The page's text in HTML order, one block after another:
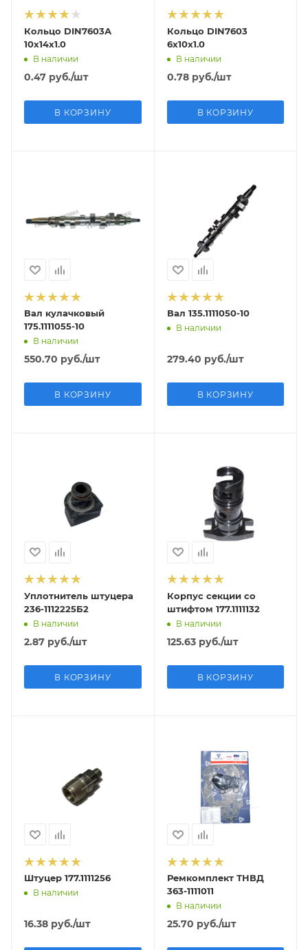
Кольцо DIN7603А
10х14х1.0
В наличии
0.47 руб./шт
В КОРЗИНУ
Кольцо DIN7603
6х10х1.0
В наличии
0.78руб./шт
В КОРЗИНУ
Вал кулачковый
175.1111055-10
В наличии
550.70 руб./шт
В КОРЗИНУ
Вал 135.1111050-10
В наличии
279.40 руб./шт
В КОРЗИНУ
Уплотнитель штуцера
236-1112225Б2
В наличии
2.87 руб./шт
В КОРЗИНУ
Корпус секции со
штифтом 177.1111132
В наличии
125.63руб./шт
В КОРЗИНУ
Штуцер 177.1111256
В наличии
16.38 руб./шт
Ремкомплект ТНВД
363-1111011
В наличии
25.70 руб./шт